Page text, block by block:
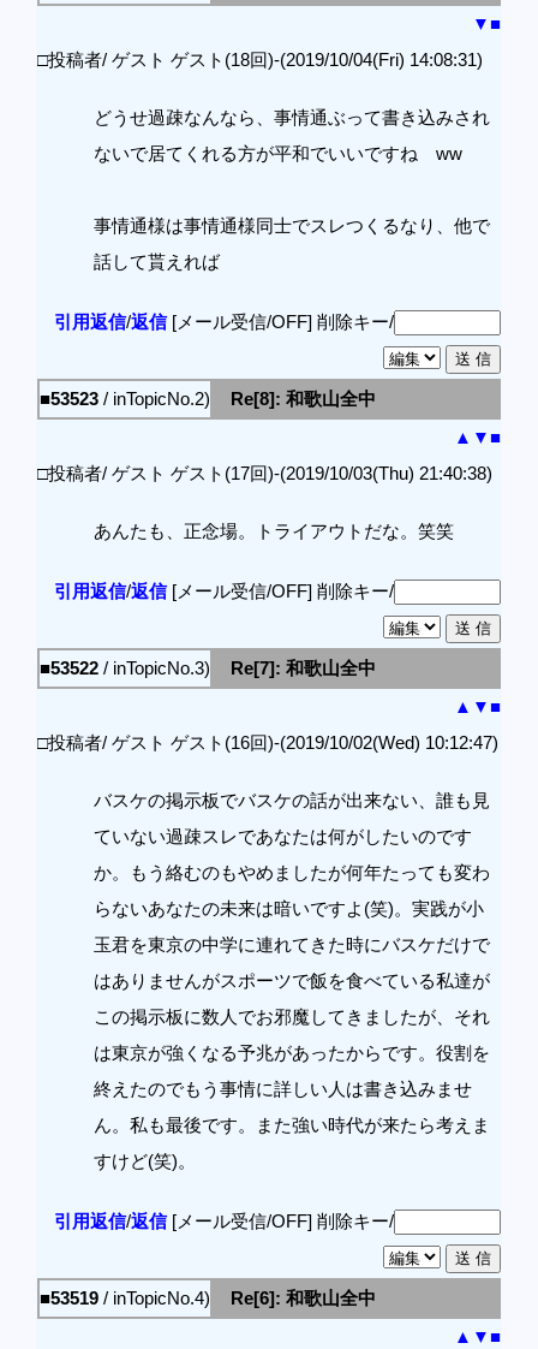
▼■
□投稿者/ ゲスト ゲスト(18回)-(2019/10/04(Fri) 14:08:31)
どうせ過疎なんなら、事情通ぶって書き込みされ
ないで居てくれる方が平和でいいですね ww
事情通様は事情通様同士でスレつくるなり、他で
話して貰えれば
引用返信/返信[メール受信/OFF] 削除キー/
■53523 / inTopicNo.2)
Re[8]: 和歌山全中
▲ ▼■
□投稿者/ ゲスト ゲスト(17回)-(2019/10/03(Thu) 21:40:38)
あんたも、正念場。トライアウトだな。笑笑
引用返信/返信[メール受信/OFF] 削除キー/
■53522 / inTopicNo.3)
Re[7]: 和歌山全中
▲ ▼■
□投稿者/ ゲスト ゲスト(16回)-(2019/10/02(Wed) 10:12:47)
バスケの掲示板でバスケの話が出来ない、誰も見
ていない過疎スレであなたは何がしたいのです
か。もう絡むのもやめましたが何年たっても変わ
らないあなたの未来は暗いですよ(笑)。実践が小
玉君を東京の中学に連れてきた時にバスケだけで
はありませんがスポーツで飯を食べている私達が
この掲示板に数人でお邪魔してきましたが、それ
は東京が強くなる予兆があったからです。役割を
終えたのでもう事情に詳しい人は書き込みませ
ん。私も最後です。また強い時代が来たら考えま
すけど(笑)。
引用返信/返信[メール受信/OFF] 削除キー/
■53519 / inTopicNo.4)
Re[6]: 和歌山全中
▲ ▼■